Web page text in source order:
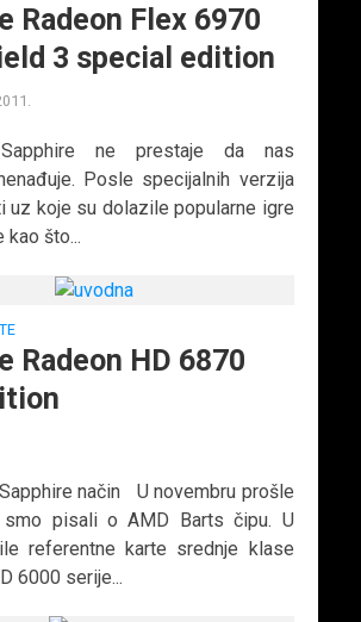
Radeon Flex 6970
3 special edition
Sapphire ne prestaje da nas
Posle specijalnih verzija
uz koje su dolazile popularne igre
kao što...
Radeon HD 6870
način U novembru prošle
smo pisali o AMD Barts čipu. U
referentne karte srednje klase
6000 serije...